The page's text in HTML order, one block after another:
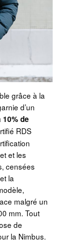
grâce à la
d’un
10% de
RDS
et les
censées
la
malgré un
mm. Tout
de
la Nimbus.